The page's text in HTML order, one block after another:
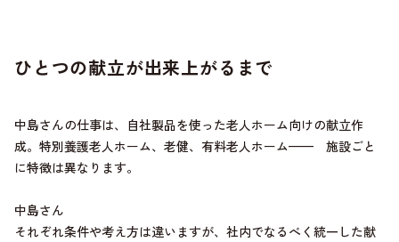
ひとつの献立が出来上がるまで
中島さんの仕事は、自社製品を使った老人ホーム向けの献立作
成。特別養護老人ホーム、老健、有料老人ホーム—— 施設ごと
に特徴は異なります。
中島さん
それぞれ条件や考え方は違いますが、社内でなるべく統一した献